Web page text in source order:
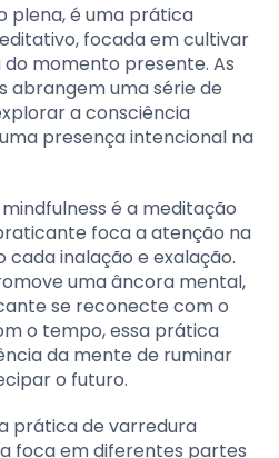
plena, é uma prática
focada em cultivar
momento presente. As
abrangem uma série de
a consciência
presença intencional na
é a meditação
foca a atenção na
inalação e exalação.
uma âncora mental,
se reconecte com o
o tempo, essa prática
da mente de ruminar
o futuro.
prática de varredura
foca em diferentes partes